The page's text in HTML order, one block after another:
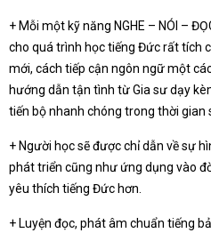
+ Mỗi một kỹ năng NGHE – NÓI –
cho quá trình học tiếng Đức rất tích
mới, cách tiếp cận ngôn ngữ một
hướng dẫn tận tình từ Gia sư dạy
tiến bộ nhanh chóng trong thời gian
+ Người học sẽ được chỉ dẫn về sự
phát triển cũng như ứng dụng vào
yêu thích tiếng Đức hơn.
+ Luyện đọc, phát âm chuẩn tiếng